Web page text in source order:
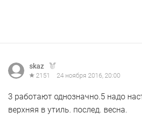
skaz
2151 24 ноября 2016, 20:00
3 работают однозначно.5 надо
верхняя в утиль. послед. весна.